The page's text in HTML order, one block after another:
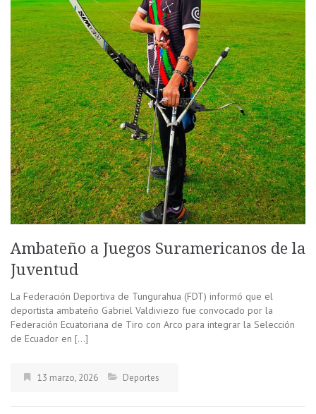
Ambateño a Juegos Suramericanos de la
Juventud
La Federación Deportiva de Tungurahua (FDT) informó que el
deportista ambateño Gabriel Valdiviezo fue convocado por la
Federación Ecuatoriana de Tiro con Arco para integrar la Selección
de Ecuador en […]
13 marzo, 2026 Deportes